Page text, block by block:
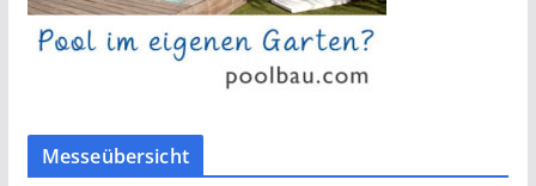
Messeübersicht